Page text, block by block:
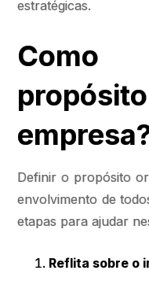
estratégicas.
Definir o propósito
envolvimento de
etapas para ajudar
Reflita sobre o